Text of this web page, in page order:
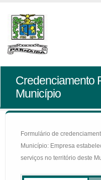
Credenciamento
Município
Formulário de
Município: Empresa
serviços no território deste